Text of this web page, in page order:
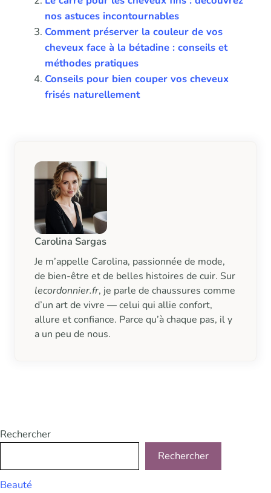
nos astuces incontournables
Comment préserver la couleur de vos
cheveux face à la bétadine : conseils et
méthodes pratiques
Conseils pour bien couper vos cheveux
frisés naturellement
Carolina Sargas
Je m’appelle Carolina, passionnée de mode,
de bien-être et de belles histoires de cuir. Sur
lecordonnier.fr, je parle de chaussures comme
d’un art de vivre — celui qui allie confort,
allure et confiance. Parce qu’à chaque pas, il y
a un peu de nous.
Rechercher
Rechercher
Beauté